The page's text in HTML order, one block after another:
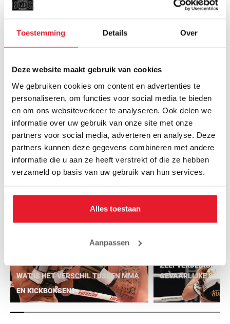
Toestemming Details Over
Deze website maakt gebruik van cookies
We gebruiken cookies om content en advertenties te
personaliseren, om functies voor social media te bieden
en om ons websiteverkeer te analyseren. Ook delen we
informatie over uw gebruik van onze site met onze
partners voor social media, adverteren en analyse. Deze
partners kunnen deze gegevens combineren met andere
informatie die u aan ze heeft verstrekt of die ze hebben
verzameld op basis van uw gebruik van hun services.
Alles toestaan
Aanpassen
Minder stabiliteit:
In vergelijking met bandages
ondersteuning voor de knokkels en polsen.
bandages.
tijdens je trainingen! De voornaamste reden is dat
de bandages meer stevigheid en comfort bieden en
meer zweet opnemen dan binnenhandschoenen.
Bekijk onzebinnenhandschoenenenbandages
Terug naar alle blogs
RECENTE BLOGS
WAT IS HET VERSCHIL TUSSEN MMA
EN KICKBOKSEN?
ZELFVERDEDIGING
GEVAARLIJKE